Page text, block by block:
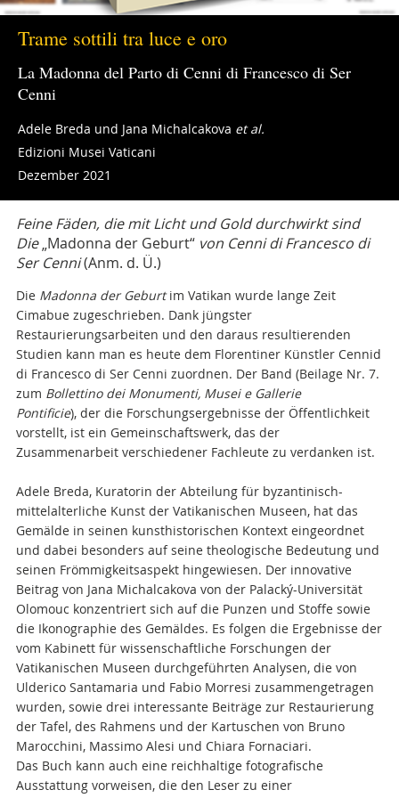
Trame sottili tra luce e oro
La Madonna del Parto di Cenni di Francesco di Ser
Cenni
Adele Breda und Jana Michalcakova et al.
Edizioni Musei Vaticani
Dezember 2021
Feine Fäden, die mit Licht und Gold durchwirkt sind
Die„Madonna der Geburt“ von Cenni di Francesco di
Ser Cenni(Anm. d. Ü.)
Die Madonna der Geburtim Vatikan wurde lange Zeit
Cimabue zugeschrieben. Dank jüngster
Restaurierungsarbeiten und den daraus resultierenden
Studien kann man es heute dem Florentiner Künstler Cennid
di Francesco di Ser Cenni zuordnen. Der Band (Beilage Nr. 7.
zum Bollettino dei Monumenti, Musei e Gallerie
Pontificie), der die Forschungsergebnisse der Öffentlichkeit
vorstellt, ist ein Gemeinschaftswerk, das der
Zusammenarbeit verschiedener Fachleute zu verdanken ist.
Adele Breda, Kuratorin der Abteilung für byzantinisch-
mittelalterliche Kunst der Vatikanischen Museen, hat das
Gemälde in seinen kunsthistorischen Kontext eingeordnet
und dabei besonders auf seine theologische Bedeutung und
seinen Frömmigkeitsaspekt hingewiesen. Der innovative
Beitrag von Jana Michalcakova von der Palacký-Universität
Olomouc konzentriert sich auf die Punzen und Stoffe sowie
die Ikonographie des Gemäldes. Es folgen die Ergebnisse der
vom Kabinett für wissenschaftliche Forschungen der
Vatikanischen Museen durchgeführten Analysen, die von
Ulderico Santamaria und Fabio Morresi zusammengetragen
wurden, sowie drei interessante Beiträge zur Restaurierung
der Tafel, des Rahmens und der Kartuschen von Bruno
Marocchini, Massimo Alesi und Chiara Fornaciari.
Das Buch kann auch eine reichhaltige fotografische
Ausstattung vorweisen, die den Leser zu einer